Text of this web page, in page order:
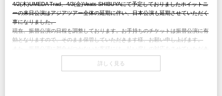
4/2(木)UMEDA Trad、4/3(金)Veats SHIBUYAにて予定しておりましたホイットニ
ーの来日公演はアジアツアー全体の延期に伴い、日本公演も延期させていただく
事になりました。
現在、振替公演の日程を調整しております。お手持ちのチケットは振替公演に有
効となりますので、そのまま保管していただきます様、お願い申し上げます。
ます。払い戻しの詳細は振替日程の発表の際にあわせてご案内致しますので今し
詳しく見る